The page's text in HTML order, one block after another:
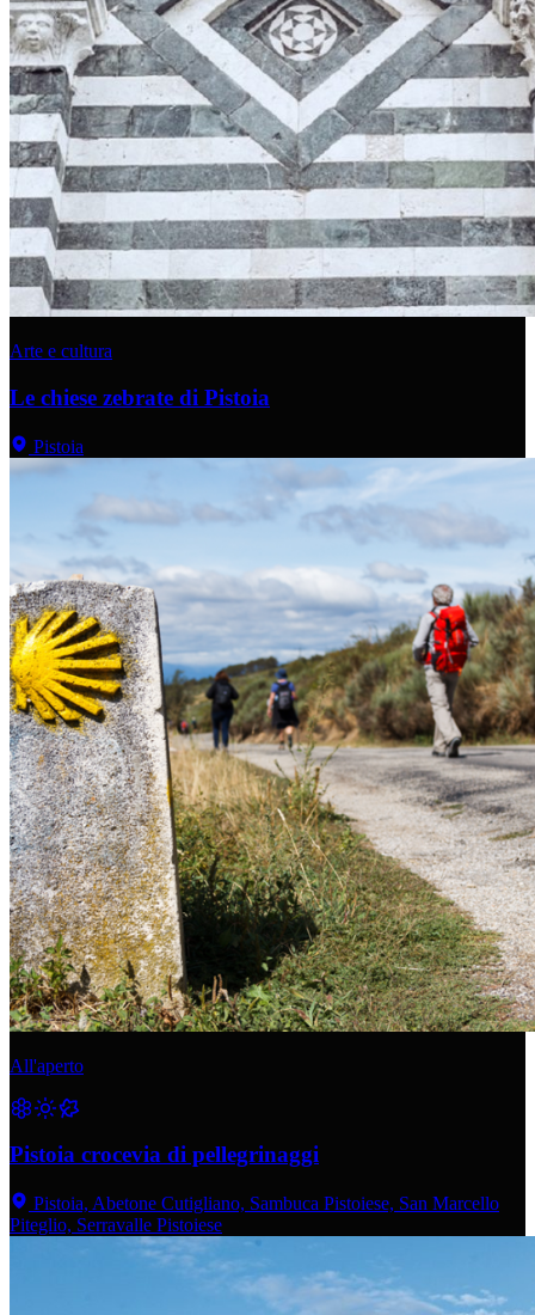
Arte e cultura
Le chiese zebrate di Pistoia
Pistoia
All'aperto
Pistoia crocevia di pellegrinaggi
Pistoia, Abetone Cutigliano, Sambuca Pistoiese, San Marcello
Piteglio, Serravalle Pistoiese